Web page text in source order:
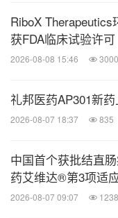
RiboX Therapeutics
获FDA临床试验许可
2026-08-08 15:46 3000
礼邦医药AP301新
2026-08-07 18:37 835
中国首个获批结直
药艾维达®第3项适
2026-08-07 09:07 1238